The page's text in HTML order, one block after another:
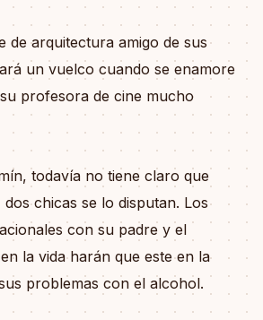
de arquitectura amigo de sus
un vuelco cuando se enamore
profesora de cine mucho
todavía no tiene claro que
chicas se lo disputan. Los
con su padre y el
la vida harán que este en la
problemas con el alcohol.